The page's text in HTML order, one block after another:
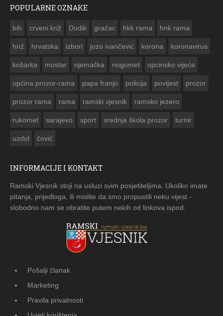
POPULARNE OZNAKE
bih crveni križ Dodik gračac hkk rama hnk rama
hnž hrvatska izbori jozo ivančević korona koronavirus
košarka mostar njemačka nogomet opcinsko vijeće
općina prozor-rama papa franjo policija povijest prozor
prozor rama rama ramski vjesnik ramsko jezero
rukomet sarajevo sport srednja škola prozor turnir
uzdol čović
INFORMACIJE I KONTAKT
Ramski Vjesnik stoji na usluzi svim posjetiteljima. Ukoliko imate
pitanja, prijedloga, ili mislite da smo propustili neku vijest -
slobodno nam se obratite putem nekih od linkova ispod.
Pošalji članak
Marketing
Pravila privatnosti